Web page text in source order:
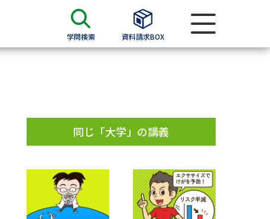
学問検索 資料請求BOX
過去問題集
同じ「大学」の講義